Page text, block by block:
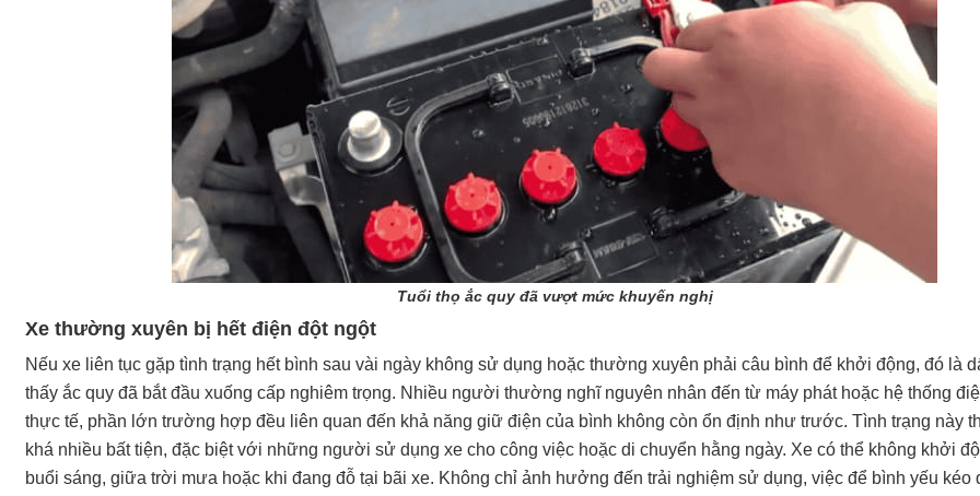
Tuổi thọ ắc quy đã vượt mức khuyến nghị
Xe thường xuyên bị hết điện đột ngột
Nếu xe liên tục gặp tình trạng hết bình sau vài ngày không sử dụng hoặc thường xuyên phải câu bình để khởi động, đó là
thấy ắc quy đã bắt đầu xuống cấp nghiêm trọng. Nhiều người thường nghĩ nguyên nhân đến từ máy phát hoặc hệ thống
thực tế, phần lớn trường hợp đều liên quan đến khả năng giữ điện của bình không còn ổn định như trước. Tình trạng này
khá nhiều bất tiện, đặc biệt với những người sử dụng xe cho công việc hoặc di chuyển hằng ngày. Xe có thể không khởi
buổi sáng, giữa trời mưa hoặc khi đang đỗ tại bãi xe. Không chỉ ảnh hưởng đến trải nghiệm sử dụng, việc để bình yếu kéo